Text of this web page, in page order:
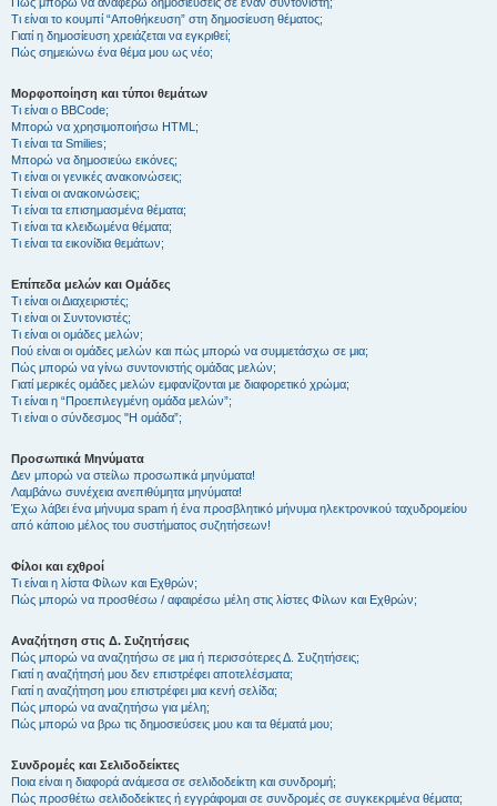
Τι είναι το κουμπί “Αποθήκευση” στη δημοσίευση θέματος;
Γιατί η δημοσίευση χρειάζεται να εγκριθεί;
Πώς σημειώνω ένα θέμα μου ως νέο;
Μορφοποίηση και τύποι θεμάτων
Τι είναι ο BBCode;
Μπορώ να χρησιμοποιήσω HTML;
Τι είναι τα Smilies;
Μπορώ να δημοσιεύω εικόνες;
Τι είναι οι γενικές ανακοινώσεις;
Τι είναι οι ανακοινώσεις;
Τι είναι τα επισημασμένα θέματα;
Τι είναι τα κλειδωμένα θέματα;
Τι είναι τα εικονίδια θεμάτων;
Επίπεδα μελών και Ομάδες
Τι είναι οι Διαχειριστές;
Τι είναι οι Συντονιστές;
Τι είναι οι ομάδες μελών;
Πού είναι οι ομάδες μελών και πώς μπορώ να συμμετάσχω σε μια;
Πώς μπορώ να γίνω συντονιστής ομάδας μελών;
Γιατί μερικές ομάδες μελών εμφανίζονται με διαφορετικό χρώμα;
Τι είναι η “Προεπιλεγμένη ομάδα μελών”;
Τι είναι ο σύνδεσμος "Η ομάδα”;
Προσωπικά Μηνύματα
Δεν μπορώ να στείλω προσωπικά μηνύματα!
Λαμβάνω συνέχεια ανεπιθύμητα μηνύματα!
Έχω λάβει ένα μήνυμα spam ή ένα προσβλητικό μήνυμα ηλεκτρονικού ταχυδρομείου
από κάποιο μέλος του συστήματος συζητήσεων!
Φίλοι και εχθροί
Τι είναι η λίστα Φίλων και Εχθρών;
Πώς μπορώ να προσθέσω / αφαιρέσω μέλη στις λίστες Φίλων και Εχθρών;
Αναζήτηση στις Δ. Συζητήσεις
Πώς μπορώ να αναζητήσω σε μια ή περισσότερες Δ. Συζητήσεις;
Γιατί η αναζήτησή μου δεν επιστρέφει αποτελέσματα;
Γιατί η αναζήτηση μου επιστρέφει μια κενή σελίδα;
Πώς μπορώ να αναζητήσω για μέλη;
Πώς μπορώ να βρω τις δημοσιεύσεις μου και τα θέματά μου;
Συνδρομές και Σελιδοδείκτες
Ποια είναι η διαφορά ανάμεσα σε σελιδοδείκτη και συνδρομή;
Πώς προσθέτω σελιδοδείκτες ή εγγράφομαι σε συνδρομές σε συγκεκριμένα θέματα;